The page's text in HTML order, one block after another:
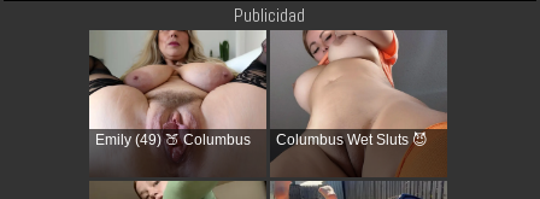
Publicidad
Emily (49) 🍑 Columbus Columbus Wet Sluts 😈